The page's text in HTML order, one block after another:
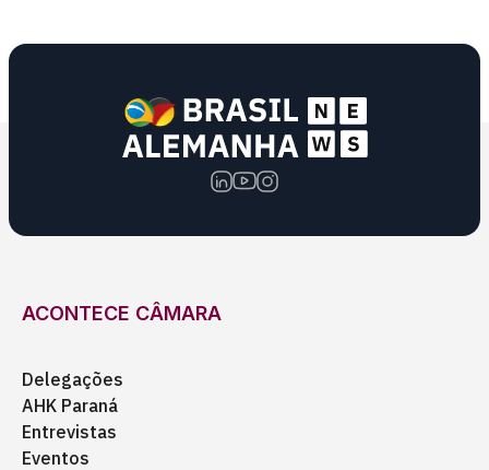
ACONTECE CÂMARA
Delegações
AHK Paraná
Entrevistas
Eventos